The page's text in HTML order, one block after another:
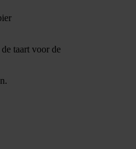
taart voor de